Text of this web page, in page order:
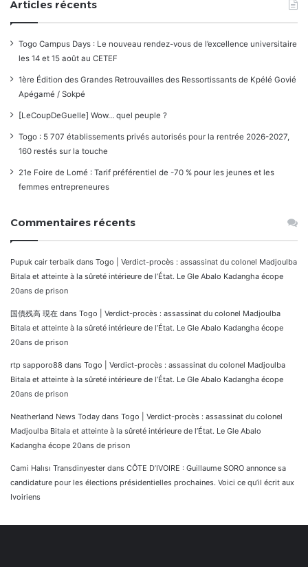
Articles récents
Togo Campus Days : Le nouveau rendez-vous de l’excellence universitaire
les 14 et 15 août au CETEF
1ère Édition des Grandes Retrouvailles des Ressortissants de Kpélé Govié
Apégamé / Sokpé
[LeCoupDeGuelle] Wow… quel peuple ?
Togo : 5 707 établissements privés autorisés pour la rentrée 2026-2027,
160 restés sur la touche
21e Foire de Lomé : Tarif préférentiel de -70 % pour les jeunes et les
femmes entrepreneures
Commentaires récents
Pupuk cair terbaik dans Togo | Verdict-procès : assassinat du colonel Madjoulba
Bitala et atteinte à la sûreté intérieure de l’État. Le Gle Abalo Kadangha écope
20ans de prison
国債残高 現在 dans Togo | Verdict-procès : assassinat du colonel Madjoulba
Bitala et atteinte à la sûreté intérieure de l’État. Le Gle Abalo Kadangha écope
20ans de prison
rtp sapporo88 dans Togo | Verdict-procès : assassinat du colonel Madjoulba
Bitala et atteinte à la sûreté intérieure de l’État. Le Gle Abalo Kadangha écope
20ans de prison
Neatherland News Today dans Togo | Verdict-procès : assassinat du colonel
Madjoulba Bitala et atteinte à la sûreté intérieure de l’État. Le Gle Abalo
Kadangha écope 20ans de prison
Cami Halısı Transdinyester dans CÔTE D’IVOIRE : Guillaume SORO annonce sa
candidature pour les élections présidentielles prochaines. Voici ce qu’il écrit aux
Ivoiriens